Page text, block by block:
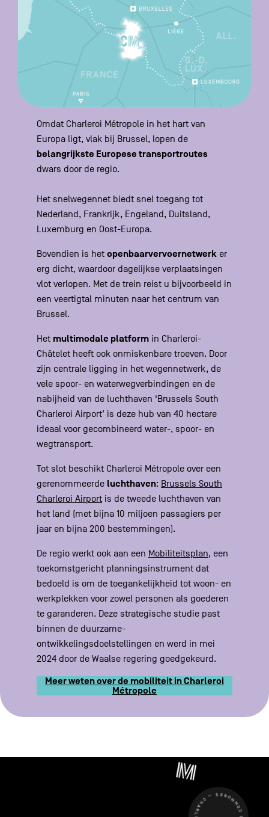
Omdat Charleroi Métropole in het hart van
Europa ligt, vlak bij Brussel, lopen de
belangrijkste Europese transportroutes
dwars door de regio.
Het snelwegennet biedt snel toegang tot
Nederland, Frankrijk, Engeland, Duitsland,
Luxemburg en Oost-Europa.
Bovendien is hetopenbaarvervoernetwerk er
erg dicht, waardoor dagelijkse verplaatsingen
vlot verlopen. Met de trein reist u bijvoorbeeld in
een veertigtal minuten naar het centrum van
Brussel.
Het multimodale platform in Charleroi-
Châtelet heeft ook onmiskenbare troeven. Door
zijn centrale ligging in het wegennetwerk, de
vele spoor- en waterwegverbindingen en de
nabijheid van de luchthaven ‘Brussels South
Charleroi Airport’ is deze hub van 40 hectare
ideaal voor gecombineerd water-, spoor- en
wegtransport.
Tot slot beschikt Charleroi Métropole over een
gerenommeerde luchthaven: Brussels South
Charleroi Airport is de tweede luchthaven van
het land (met bijna 10 miljoen passagiers per
jaar en bijna 200 bestemmingen).
De regio werkt ook aan een Mobiliteitsplan, een
toekomstgericht planningsinstrument dat
bedoeld is om de toegankelijkheid tot woon- en
werkplekken voor zowel personen als goederen
te garanderen. Deze strategische studie past
binnen de duurzame-
ontwikkelingsdoelstellingen en werd in mei
2024 door de Waalse regering goedgekeurd.
Meer weten over de mobiliteit in Charleroi
Métropole